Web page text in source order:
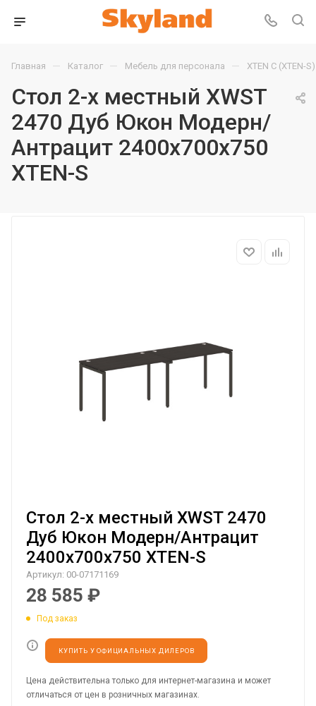
Главная — Каталог — Мебель для персонала — XTEN С (XTEN-S)
Стол 2-х местный XWST
2470 Дуб Юкон Модерн/
Антрацит 2400х700х750
XTEN-S
Стол 2-х местный XWST 2470
Дуб Юкон Модерн/Антрацит
2400х700х750 XTEN-S
Артикул: 00-07171169
28 585 ₽
Под заказ
КУПИТЬ У ОФИЦИАЛЬНЫХ ДИЛЕРОВ
Цена действительна только для интернет-магазина и может
отличаться от цен в розничных магазинах.